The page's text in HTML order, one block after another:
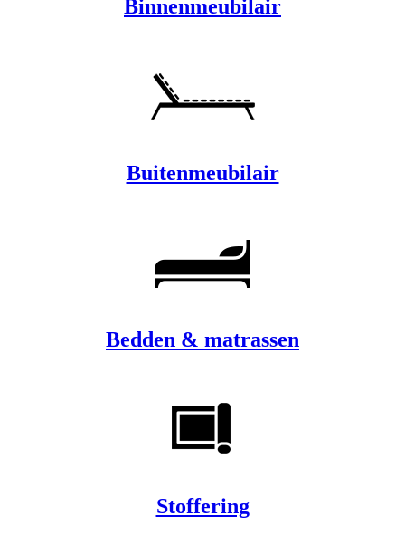
Binnenmeubilair
Buitenmeubilair
Bedden & matrassen
Stoffering